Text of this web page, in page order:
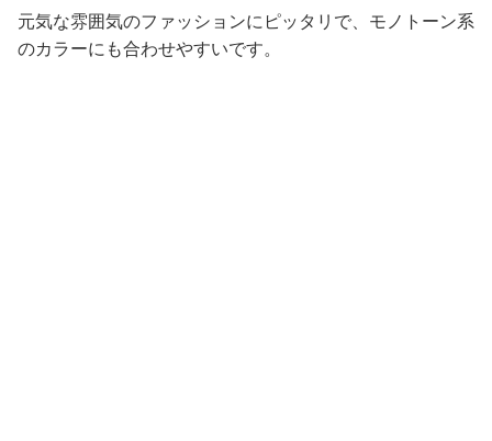
元気な雰囲気のファッションにピッタリで、モノトーン系
のカラーにも合わせやすいです。